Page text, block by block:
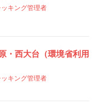
キング管理者
・西大台（環境省利用
キング管理者